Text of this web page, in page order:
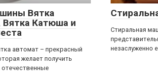
Вятка
Катюша и
автомат – прекрасный
желает получить
Стиральная
незаслуженно